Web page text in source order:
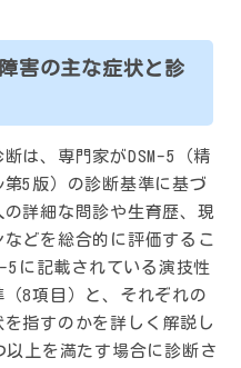
害の主な症状と診
は、専門家がDSM-5（精
5版）の診断基準に基づ
詳細な問診や生育歴、現
どを総合的に評価するこ
5に記載されている演技性
8項目）と、それぞれの
指すのかを詳しく解説し
上を満たす場合に診断さ